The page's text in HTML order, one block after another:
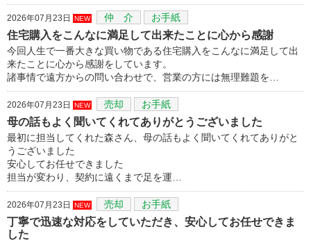
2026年07月23日 NEW 仲 介 お手紙
住宅購入をこんなに満足して出来たことに心から感謝
今回人生で一番大きな買い物である住宅購入をこんなに満足して出
来たことに心から感謝をしています。
諸事情で遠方からの問い合わせで、営業の方には無理難題を…
2026年07月23日 NEW 売却 お手紙
母の話もよく聞いてくれてありがとうございました
最初に担当してくれた森さん、母の話もよく聞いてくれてありがと
うございました
安心してお任せできました
担当が変わり、契約に遠くまで足を運…
2026年07月23日 NEW 売却 お手紙
丁寧で迅速な対応をしていただき、安心してお任せできま
した